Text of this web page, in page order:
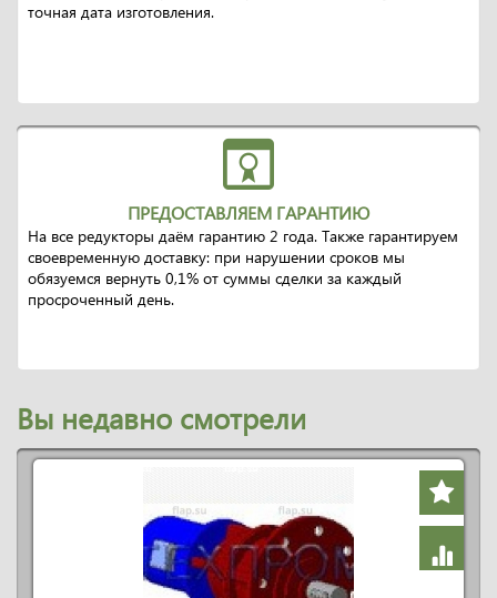
точная дата изготовления.
ПРЕДОСТАВЛЯЕМ ГАРАНТИЮ
На все редукторы даём гарантию 2 года. Также гарантируем
своевременную доставку: при нарушении сроков мы
обязуемся вернуть 0,1% от суммы сделки за каждый
просроченный день.
Вы недавно смотрели